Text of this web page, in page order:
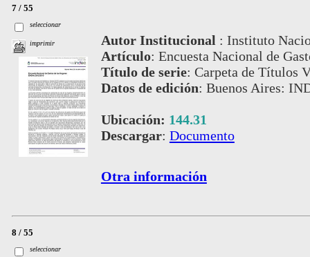
7 / 55
seleccionar
imprimir Autor Institucional : Instituto
Artículo: Encuesta Nacional de
Título de serie: Carpeta de Títulos
Datos de edición: Buenos Aires:
Ubicación: 144.31
Descargar: Documento
Otra información
8 / 55
seleccionar